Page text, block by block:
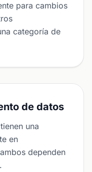
para cambios
categoría de
de datos
una
en
dependen